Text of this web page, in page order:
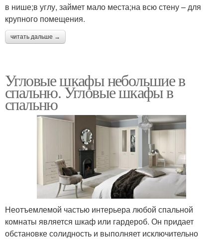
в нише;в углу, займет мало места;на всю стену – для
крупного помещения.
читать дальше →
Угловые шкафы небольшие в
спальню. Угловые шкафы в
спальню
Неотъемлемой частью интерьера любой спальной
комнаты является шкаф или гардероб. Он придает
обстановке солидность и выполняет исключительно